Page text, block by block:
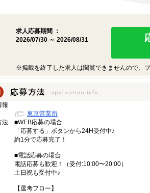
求人応募期間 ：
2026/07/30 ～ 2026/08/31
※掲載を終了した求人は閲覧できませんので、
報
東京営業所
法
■WEB応募の場合
「応募する」ボタンから24H受付中♪
約1分で応募完了！
■電話応募の場合
電話応募も歓迎！（受付:10:00〜20:00）
土日祝も受付中♪
【選考フロー】